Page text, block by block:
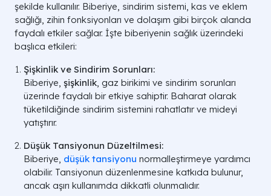
şekilde kullanılır. Biberiye, sindirim sistemi, kas ve eklem
sağlığı, zihin fonksiyonları ve dolaşım gibi birçok alanda
faydalı etkiler sağlar. İşte biberiyenin sağlık üzerindeki
başlıca etkileri:
Şişkinlik ve Sindirim Sorunları:
Biberiye, şişkinlik, gaz birikimi ve sindirim sorunları
üzerinde faydalı bir etkiye sahiptir. Baharat olarak
tüketildiğinde sindirim sistemini rahatlatır ve mideyi
yatıştırır.
Düşük Tansiyonun Düzeltilmesi:
Biberiye, düşük tansiyonu normalleştirmeye yardımcı
olabilir. Tansiyonun düzenlenmesine katkıda bulunur,
ancak aşırı kullanımda dikkatli olunmalıdır.